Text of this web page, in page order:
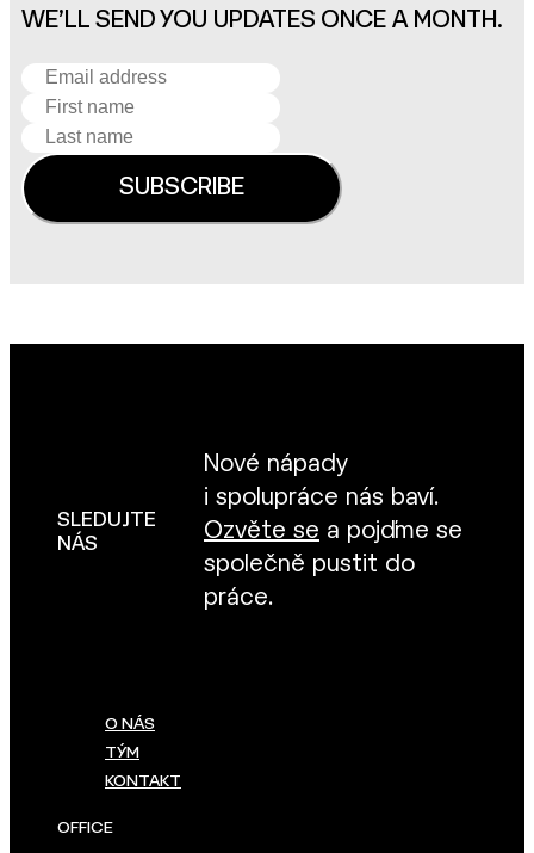
WE’LL SEND YOU UPDATES ONCE A MONTH.
SLEDUJTE
NÁS
Nové nápady
i spolupráce nás baví.
Ozvěte se a pojďme se
společně pustit do
práce.
O NÁS
TÝM
KONTAKT
OFFICE